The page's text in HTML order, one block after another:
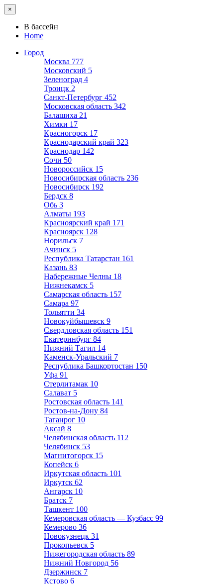
×
В бассейн
Home
Город
Москва 777
Московский 5
Зеленоград 4
Троицк 2
Санкт-Петербург 452
Московская область 342
Балашиха 21
Химки 17
Красногорск 17
Краснодарский край 323
Краснодар 142
Сочи 50
Новороссийск 15
Новосибирская область 236
Новосибирск 192
Бердск 8
Обь 3
Алматы 193
Красноярский край 171
Красноярск 128
Норильск 7
Ачинск 5
Республика Татарстан 161
Казань 83
Набережные Челны 18
Нижнекамск 5
Самарская область 157
Самара 97
Тольятти 34
Новокуйбышевск 9
Свердловская область 151
Екатеринбург 84
Нижний Тагил 14
Каменск-Уральский 7
Республика Башкортостан 150
Уфа 91
Стерлитамак 10
Салават 5
Ростовская область 141
Ростов-на-Дону 84
Таганрог 10
Аксай 8
Челябинская область 112
Челябинск 53
Магнитогорск 15
Копейск 6
Иркутская область 101
Иркутск 62
Ангарск 10
Братск 7
Ташкент 100
Кемеровская область — Кузбасс 99
Кемерово 36
Новокузнецк 31
Прокопьевск 5
Нижегородская область 89
Нижний Новгород 56
Дзержинск 7
Кстово 6